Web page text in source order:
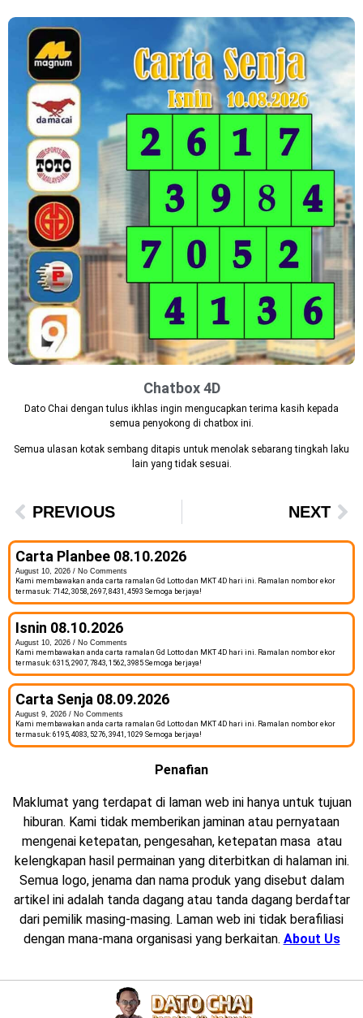
Chatbox 4D
Dato Chai dengan tulus ikhlas ingin mengucapkan terima kasih kepada
semua penyokong di chatbox ini.
Semua ulasan kotak sembang ditapis untuk menolak sebarang tingkah laku
lain yang tidak sesuai.
PREVIOUS NEXT
Carta Planbee 08.10.2026
August 10, 2026
No Comments
Kami membawakan anda carta ramalan Gd Lotto dan MKT 4D hari ini. Ramalan nombor ekor
termasuk: 7142, 3058, 2697, 8431, 4593 Semoga berjaya!
Isnin 08.10.2026
August 10, 2026
No Comments
Kami membawakan anda carta ramalan Gd Lotto dan MKT 4D hari ini. Ramalan nombor ekor
termasuk: 6315, 2907, 7843, 1562, 3985 Semoga berjaya!
Carta Senja 08.09.2026
August 9, 2026
No Comments
Kami membawakan anda carta ramalan Gd Lotto dan MKT 4D hari ini. Ramalan nombor ekor
termasuk: 6195, 4083, 5276, 3941, 1029 Semoga berjaya!
Penafian
Maklumat yang terdapat di laman web ini hanya untuk tujuan
hiburan. Kami tidak memberikan jaminan atau pernyataan
mengenai ketepatan, pengesahan, ketepatan masa atau
kelengkapan hasil permainan yang diterbitkan di halaman ini.
Semua logo, jenama dan nama produk yang disebut dalam
artikel ini adalah tanda dagang atau tanda dagang berdaftar
dari pemilik masing-masing. Laman web ini tidak berafiliasi
dengan mana-mana organisasi yang berkaitan. About Us